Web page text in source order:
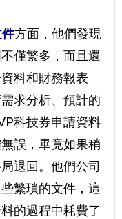
方面，他們發現
僅繁多，而且還
料和財務報表
求分析、預計的
科技券申請資料
誤，畢竟如果稍
退回。他們公司
繁瑣的文件，這
的過程中耗費了